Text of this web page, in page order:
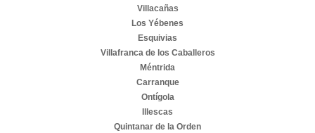
Villacañas
Los Yébenes
Esquivias
Villafranca de los Caballeros
Méntrida
Carranque
Ontígola
Illescas
Quintanar de la Orden